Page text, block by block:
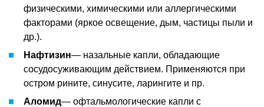
физическими, химическими или аллергическими
факторами (яркое освещение, дым, частицы пыли и
др.).
Нафтизин— назальные капли, обладающие
сосудосуживающим действием. Применяются при
остром рините, синусите, ларингите и пр.
Аломид— офтальмологические капли с